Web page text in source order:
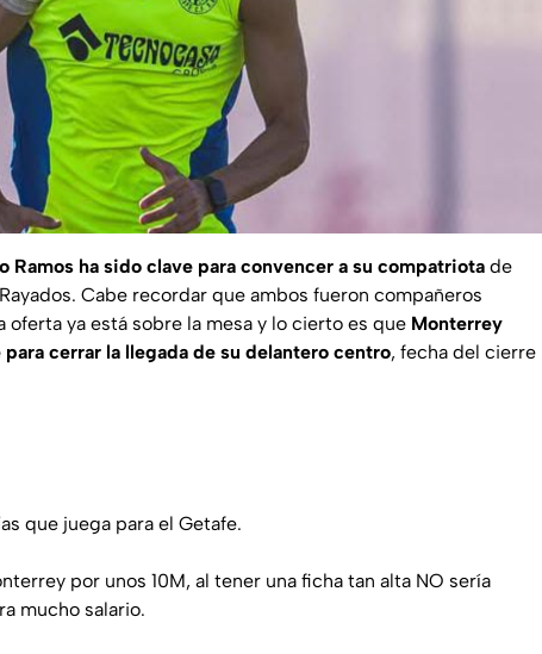
Ramos ha sido clave para convencer a su compatriota de
Cabe recordar que ambos fueron compañeros
oferta ya está sobre la mesa y lo cierto es que Monterrey
cerrar la llegada de su delantero centro, fecha del cierre
que juega para el Getafe.
por unos 10M, al tener una ficha tan alta NO sería
mucho salario.